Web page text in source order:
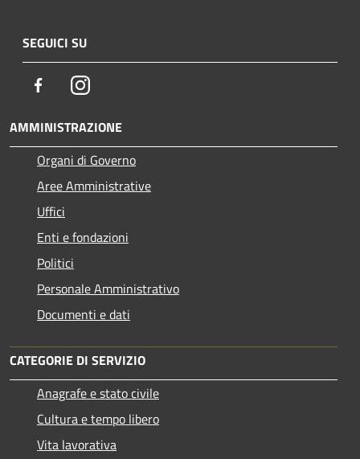
SEGUICI SU
FacebookInstagram
AMMINISTRAZIONE
Organi di Governo
Aree Amministrative
Uffici
Enti e fondazioni
Politici
Personale Amministrativo
Documenti e dati
CATEGORIE DI SERVIZIO
Anagrafe e stato civile
Cultura e tempo libero
Vita lavorativa